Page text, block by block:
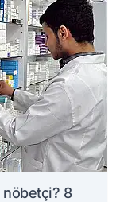
nöbetçi? 8